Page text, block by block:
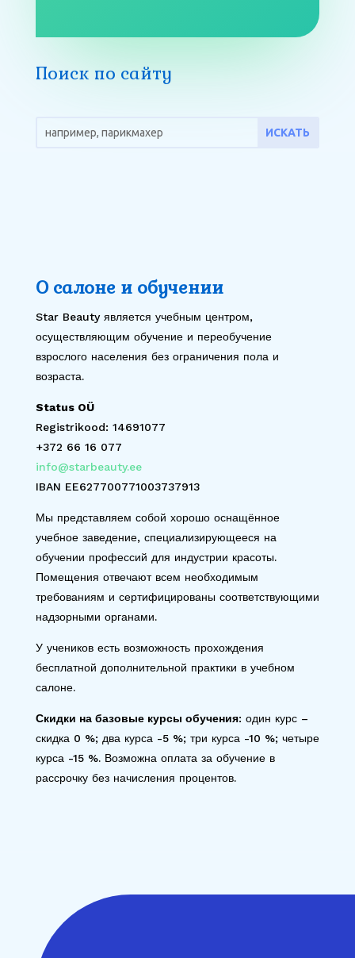
Поиск по сайту
О салоне и обучении
Star Beauty является учебным центром,
осуществляющим обучение и переобучение
взрослого населения без ограничения пола и
возраста.
Status OÜ
Registrikood: 14691077
+372 66 16 077
info@starbeauty.ee
IBAN EE627700771003737913
Мы представляем собой хорошо оснащённое
учебное заведение, специализирующееся на
обучении профессий для индустрии красоты.
Помещения отвечают всем необходимым
требованиям и сертифицированы соответствующими
надзорными органами.
У учеников есть возможность прохождения
бесплатной дополнительной практики в учебном
салоне.
Скидки на базовые курсы обучения: один курс –
скидка 0 %; два курса -5 %; три курса -10 %; четыре
курса -15 %. Возможна оплата за обучение в
рассрочку без начисления процентов.